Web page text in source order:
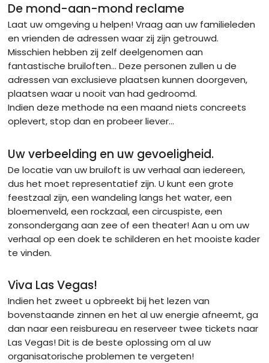
De mond-aan-mond reclame
Laat uw omgeving u helpen! Vraag aan uw familieleden
en vrienden de adressen waar zij zijn getrouwd.
Misschien hebben zij zelf deelgenomen aan
fantastische bruiloften… Deze personen zullen u de
adressen van exclusieve plaatsen kunnen doorgeven,
plaatsen waar u nooit van had gedroomd.
Indien deze methode na een maand niets concreets
oplevert, stop dan en probeer liever…
Uw verbeelding en uw gevoeligheid.
De locatie van uw bruiloft is uw verhaal aan iedereen,
dus het moet representatief zijn. U kunt een grote
feestzaal zijn, een wandeling langs het water, een
bloemenveld, een rockzaal, een circuspiste, een
zonsondergang aan zee of een theater! Aan u om uw
verhaal op een doek te schilderen en het mooiste kader
te vinden.
Viva Las Vegas!
Indien het zweet u opbreekt bij het lezen van
bovenstaande zinnen en het al uw energie afneemt, ga
dan naar een reisbureau en reserveer twee tickets naar
Las Vegas! Dit is de beste oplossing om al uw
organisatorische problemen te vergeten!